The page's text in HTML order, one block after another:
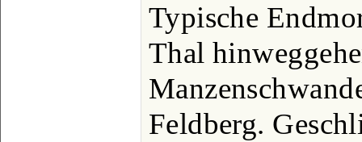
Typische
Thal
Feldberg.